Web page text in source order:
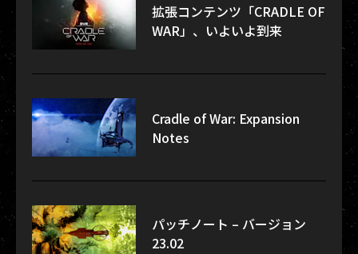
拡張コンテンツ「CRADLE OF
WAR」、いよいよ到来
Cradle of War: Expansion
Notes
パッチノート – バージョン
23.02